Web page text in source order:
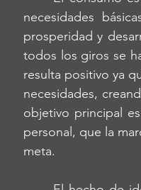
necesidades
prosperidad y
todos los giros se
resulta positivo ya
necesidades,
objetivo principal
personal, que la
meta.